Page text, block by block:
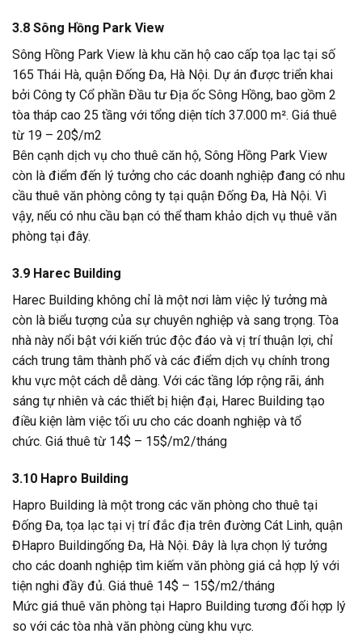
3.8 Sông Hồng Park View
Sông Hồng Park View là khu căn hộ cao cấp tọa lạc tại số
165 Thái Hà, quận Đống Đa, Hà Nội. Dự án được triển khai
bởi Công ty Cổ phần Đầu tư Địa ốc Sông Hồng, bao gồm 2
tòa tháp cao 25 tầng với tổng diện tích 37.000 m². Giá thuê
từ 19 – 20$/m2
Bên cạnh dịch vụ cho thuê căn hộ, Sông Hồng Park View
còn là điểm đến lý tưởng cho các doanh nghiệp đang có nhu
cầu thuê văn phòng công ty tại quận Đống Đa, Hà Nội. Vì
vậy, nếu có nhu cầu bạn có thể tham khảo dịch vụ thuê văn
phòng tại đây.
3.9 Harec Building
Harec Building không chỉ là một nơi làm việc lý tưởng mà
còn là biểu tượng của sự chuyên nghiệp và sang trọng. Tòa
nhà này nổi bật với kiến trúc độc đáo và vị trí thuận lợi, chỉ
cách trung tâm thành phố và các điểm dịch vụ chính trong
khu vực một cách dễ dàng. Với các tầng lớp rộng rãi, ánh
sáng tự nhiên và các thiết bị hiện đại, Harec Building tạo
điều kiện làm việc tối ưu cho các doanh nghiệp và tổ
chức. Giá thuê từ 14$ – 15$/m2/tháng
3.10 Hapro Building
Hapro Building là một trong các văn phòng cho thuê tại
Đống Đa, tọa lạc tại vị trí đắc địa trên đường Cát Linh, quận
ĐHapro Buildingống Đa, Hà Nội. Đây là lựa chọn lý tưởng
cho các doanh nghiệp tìm kiếm văn phòng giá cả hợp lý với
tiện nghi đầy đủ. Giá thuê 14$ – 15$/m2/tháng
Mức giá thuê văn phòng tại Hapro Building tương đối hợp lý
so với các tòa nhà văn phòng cùng khu vực.